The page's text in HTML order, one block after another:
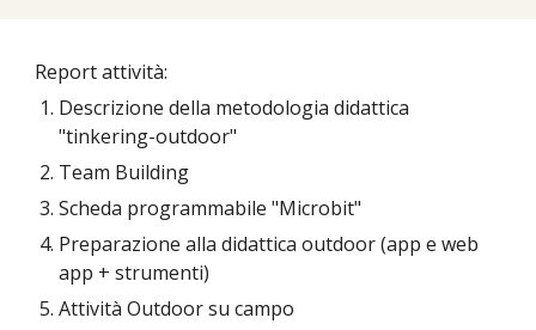
Report attività:
Descrizione della metodologia didattica
"tinkering-outdoor"
Team Building
Scheda programmabile "Microbit"
Preparazione alla didattica outdoor (app e web
app + strumenti)
Attività Outdoor su campo